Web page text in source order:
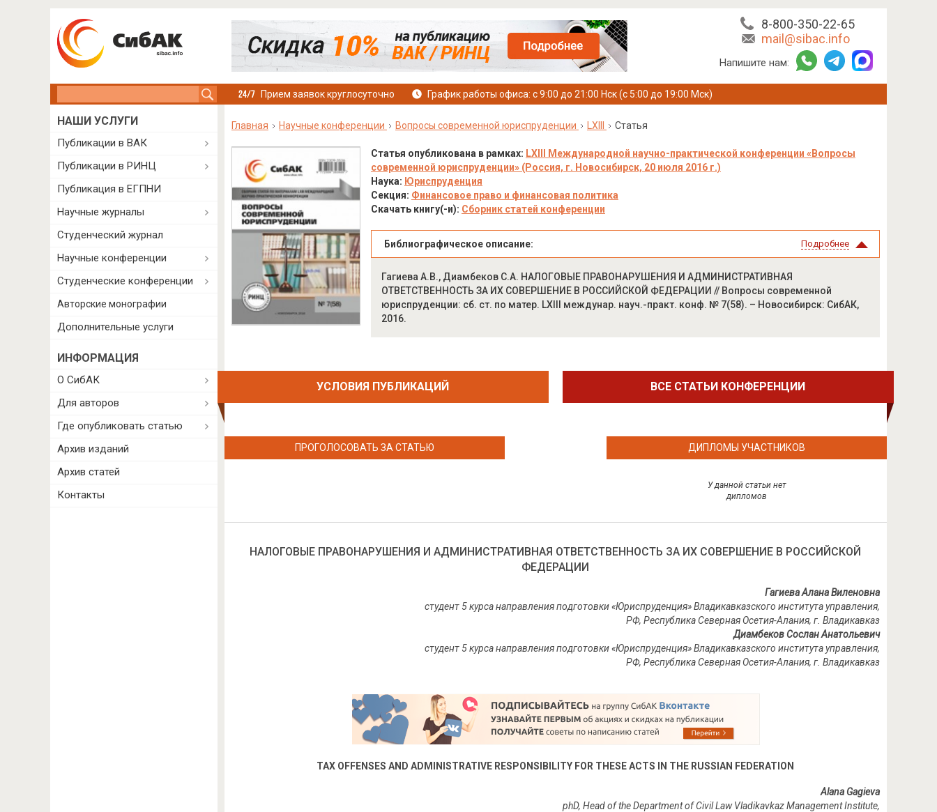
8-800-350-22-65
mail@sibac.info
Напишите нам:
Прием заявок круглосуточно График работы офиса: с 9:00 до 21:00 Нск (с 5:00 до 19:00 Мск)
Главная Научные конференции Вопросы современной юриспруденции LXIII Статья
Статья опубликована в рамках: LXIII Международной научно-практической конференции «Вопросы
современной юриспруденции» (Россия, г. Новосибирск, 20 июля 2016 г.)
Наука: Юриспруденция
Секция: Финансовое право и финансовая политика
Скачать книгу(-и): Сборник статей конференции
Библиографическое описание: Подробнее
Гагиева А.В., Диамбеков С.А. НАЛОГОВЫЕ ПРАВОНАРУШЕНИЯ И АДМИНИСТРАТИВНАЯ
ОТВЕТСТВЕННОСТЬ ЗА ИХ СОВЕРШЕНИЕ В РОССИЙСКОЙ ФЕДЕРАЦИИ // Вопросы современной
юриспруденции: сб. ст. по матер. LXIII междунар. науч.-практ. конф. № 7(58). – Новосибирск: СибАК,
2016.
УСЛОВИЯ ПУБЛИКАЦИЙ ВСЕ СТАТЬИ КОНФЕРЕНЦИИ
ПРОГОЛОСОВАТЬ ЗА СТАТЬЮ ДИПЛОМЫ УЧАСТНИКОВ
У данной статьи нет
дипломов
НАЛОГОВЫЕ ПРАВОНАРУШЕНИЯ И АДМИНИСТРАТИВНАЯ ОТВЕТСТВЕННОСТЬ ЗА ИХ СОВЕРШЕНИЕ В РОССИЙСКОЙ
ФЕДЕРАЦИИ
Гагиева Алана Виленовна
студент 5 курса направления подготовки «Юриспруденция» Владикавказского института управления,
РФ, Республика Северная Осетия-Алания, г. Владикавказ
Диамбеков Сослан Анатольевич
студент 5 курса направления подготовки «Юриспруденция» Владикавказского института управления,
РФ, Республика Северная Осетия-Алания, г. Владикавказ
TAX OFFENSES AND ADMINISTRATIVE RESPONSIBILITY FOR THESE ACTS IN THE RUSSIAN FEDERATION
Alana Gagieva
phD, Head of the Department of Civil Law Vladikavkaz Management Institute,
НАШИ УСЛУГИ
Публикации в ВАК
Публикации в РИНЦ
Публикация в ЕГПНИ
Научные журналы
Студенческий журнал
Научные конференции
Студенческие конференции
Авторские монографии
Дополнительные услуги
ИНФОРМАЦИЯ
О СибАК
Для авторов
Где опубликовать статью
Архив изданий
Архив статей
Контакты